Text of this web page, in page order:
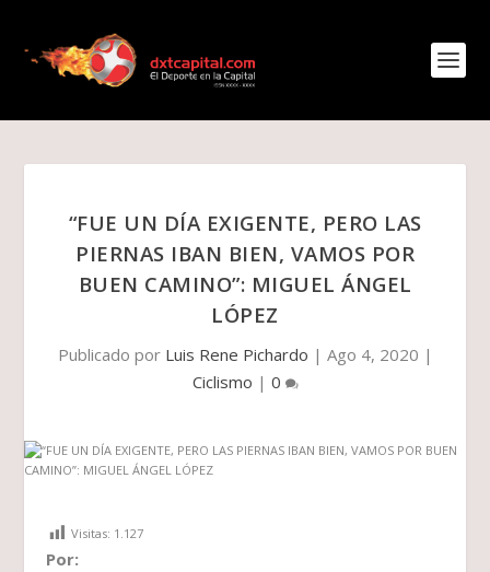
“FUE UN DÍA EXIGENTE, PERO LAS
PIERNAS IBAN BIEN, VAMOS POR
BUEN CAMINO”: MIGUEL ÁNGEL
LÓPEZ
Publicado por Luis Rene Pichardo | Ago 4, 2020 |
Ciclismo | 0
Visitas: 1.127
Por: